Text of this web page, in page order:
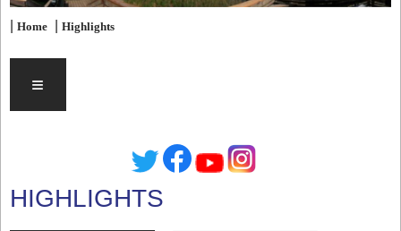
|Home |Highlights
≡
HIGHLIGHTS